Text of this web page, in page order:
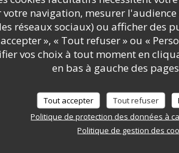
votre navigation, mesurer
réseaux sociaux) ou afficher des
», « Tout refuser » ou «
vos choix à tout moment en
en bas à gauche des
Tout accepter Tout refuser
Politique de protection des données à
Politique de gestion des
Service:5/5 Ambiance: 5/5
belle expérience.